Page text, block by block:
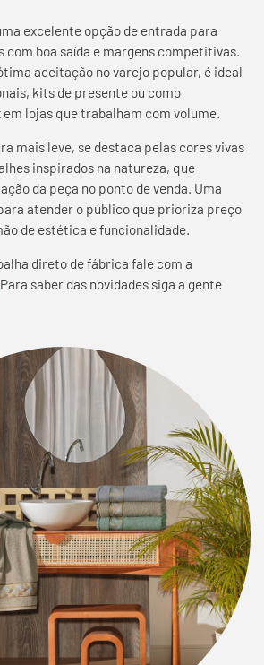
excelente opção de entrada para
com boa saída e margens competitivas.
aceitação no varejo popular, é ideal
kits de presente ou como
lojas que trabalham com volume.
mais leve, se destaca pelas cores vivas
inspirados na natureza, que
da peça no ponto de venda. Uma
atender o público que prioriza preço
de estética e funcionalidade.
direto de fábrica fale com a
Para saber das novidades siga a gente